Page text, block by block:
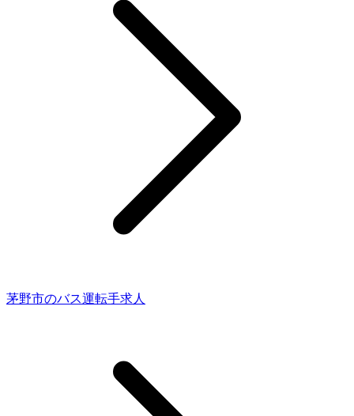
茅野市のバス運転手求人